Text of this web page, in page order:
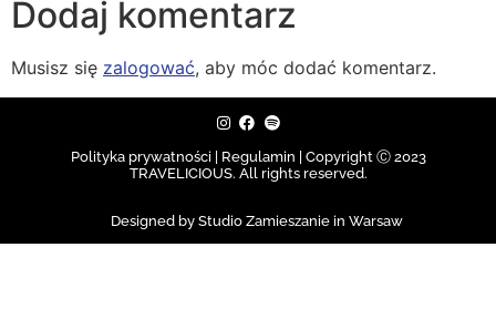
Dodaj komentarz
Musisz się zalogować, aby móc dodać komentarz.
Polityka prywatności | Regulamin | Copyright Ⓒ 2023
TRAVELICIOUS. All rights reserved.
Designed by Studio Zamieszanie in Warsaw